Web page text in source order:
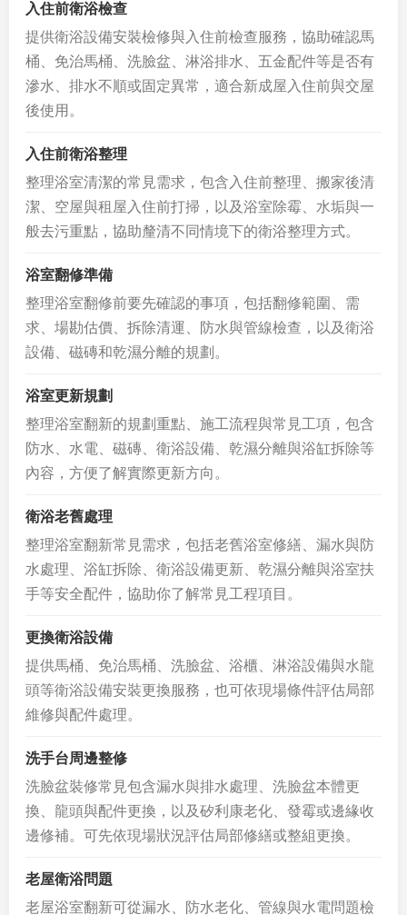
入住前衛浴檢查
提供衛浴設備安裝檢修與入住前檢查服務，協助確認馬
桶、免治馬桶、洗臉盆、淋浴排水、五金配件等是否有
滲水、排水不順或固定異常，適合新成屋入住前與交屋
後使用。
入住前衛浴整理
整理浴室清潔的常見需求，包含入住前整理、搬家後清
潔、空屋與租屋入住前打掃，以及浴室除霉、水垢與一
般去污重點，協助釐清不同情境下的衛浴整理方式。
浴室翻修準備
整理浴室翻修前要先確認的事項，包括翻修範圍、需
求、場勘估價、拆除清運、防水與管線檢查，以及衛浴
設備、磁磚和乾濕分離的規劃。
浴室更新規劃
整理浴室翻新的規劃重點、施工流程與常見工項，包含
防水、水電、磁磚、衛浴設備、乾濕分離與浴缸拆除等
內容，方便了解實際更新方向。
衛浴老舊處理
整理浴室翻新常見需求，包括老舊浴室修繕、漏水與防
水處理、浴缸拆除、衛浴設備更新、乾濕分離與浴室扶
手等安全配件，協助你了解常見工程項目。
更換衛浴設備
提供馬桶、免治馬桶、洗臉盆、浴櫃、淋浴設備與水龍
頭等衛浴設備安裝更換服務，也可依現場條件評估局部
維修與配件處理。
洗手台周邊整修
洗臉盆裝修常見包含漏水與排水處理、洗臉盆本體更
換、龍頭與配件更換，以及矽利康老化、發霉或邊緣收
邊修補。可先依現場狀況評估局部修繕或整組更換。
老屋衛浴問題
老屋浴室翻新可從漏水、防水老化、管線與水電問題檢